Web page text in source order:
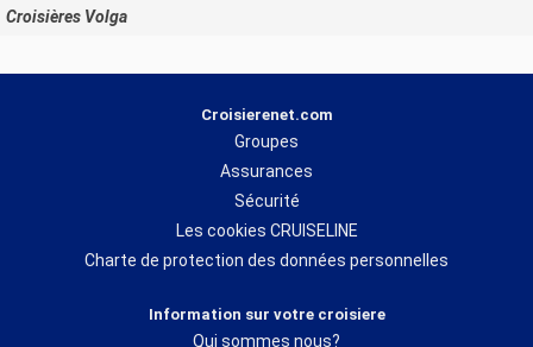
Croisières Volga
Croisierenet.com
Groupes
Assurances
Sécurité
Les cookies CRUISELINE
Charte de protection des données personnelles
Information sur votre croisiere
Qui sommes nous?